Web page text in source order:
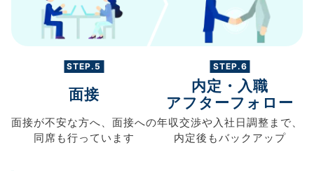
STEP.5
面接
面接が不安な方へ、 面接への
同席も行っています
STEP.6
内定・入職
アフターフォロー
年収交渉や入社日調整まで、
内定後もバックアップ